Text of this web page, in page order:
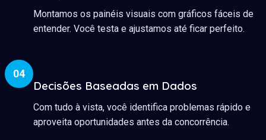
Montamos os painéis visuais com gráficos fáceis de
entender. Você testa e ajustamos até ficar perfeito.
04
Decisões Baseadas em Dados
Com tudo à vista, você identifica problemas rápido e
aproveita oportunidades antes da concorrência.